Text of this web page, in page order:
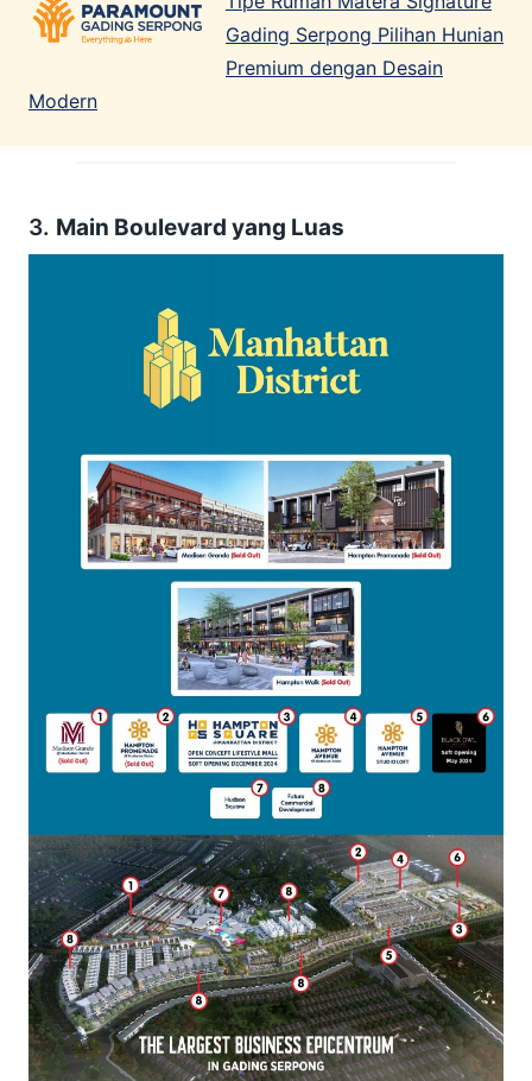
Gading Serpong Pilihan Hunian
Premium dengan Desain
Modern
3. Main Boulevard yang Luas